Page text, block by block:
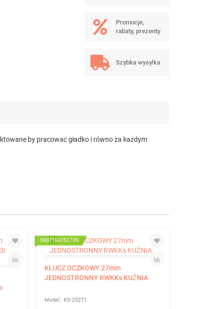
Promocje,
rabaty, prezenty
Szybka wysyłka
by pracować gładko i równo za każdym
5907104252739
KLUCZ OCZKOWY 27mm
JEDNOSTRONNY RWKKs KUŹNIA
KS-25271